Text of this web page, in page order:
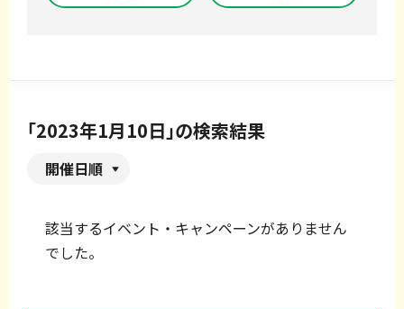
「2023年1月10日」の検索結果
開催日順
該当するイベント・キャンペーンがありません
でした。